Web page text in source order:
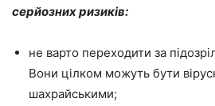
серйозних ризиків:
не варто переходити за
Вони цілком можуть бути
шахрайськими;